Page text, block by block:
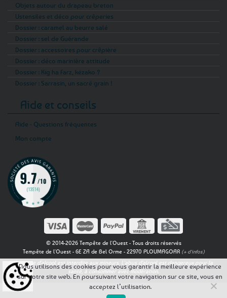
Objets autour du drapeau breton
Ustensiles et déco pour crêperies
Dossier : caramel au beurre salé
Dossier : sel de Guérande
Dossier : accessoires pour crêpière
Dossier : déco marinière attitude
Dossier : Kig ha Farz, kézako ?
Dossier : Sarrasin, un sacré grain !
Aide et conseils
Aide - Questions fréquentes
Mon compte
© 2014-2026 Tempête de l'Ouest - Tous droits réservés
Tempête de l'Ouest - 6E ZA de Bel Orme - 22970 PLOUMAGOAR (+ d'infos)
La vente d'alcool est interdite aux mineurs. L'abus d'alcool est dangereux pour la
santé, à consommer avec modération.
Nous utilisons des cookies pour vous garantir la meilleure expérience
sur notre site web. En poursuivant votre navigation sur ce site, vous en
acceptez l’utilisation.